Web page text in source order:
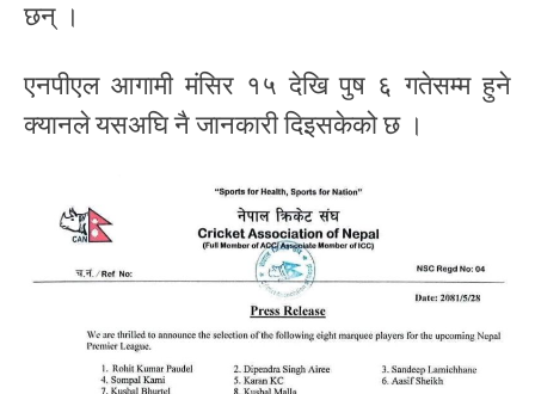
छन् ।
एनपीएल आगामी मंसिर १५ देखि पुष ६ गतेसम्म‌ हुने
क्यानले यसअघि नै जानकारी दिइसकेको छ ।